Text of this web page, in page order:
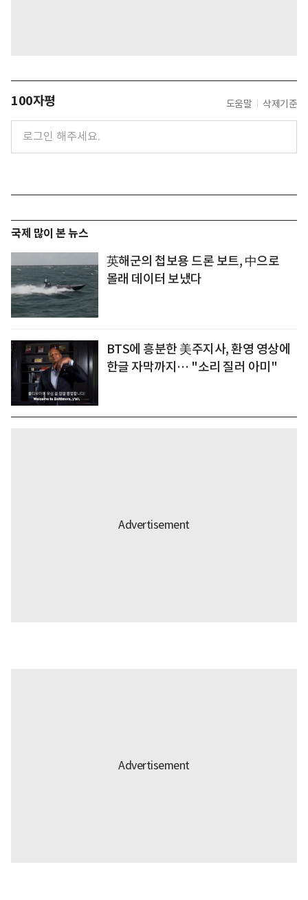
100자평 도움말 삭제기준
국제 많이 본 뉴스
英해군의 첩보용 드론 보트, 中으로
몰래 데이터 보냈다
BTS에 흥분한 美주지사, 환영 영상에
한글 자막까지… "소리 질러 아미"